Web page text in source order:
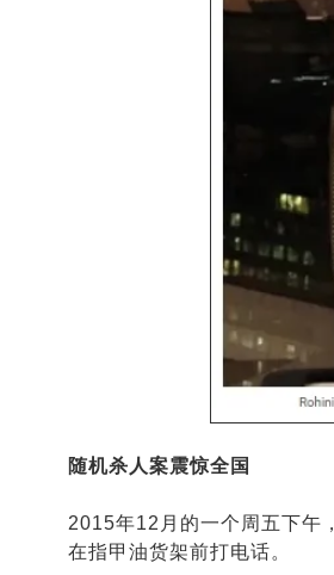
随机杀人案震惊全国
2015年12月的一个周五下午，
在指甲油货架前打电话。